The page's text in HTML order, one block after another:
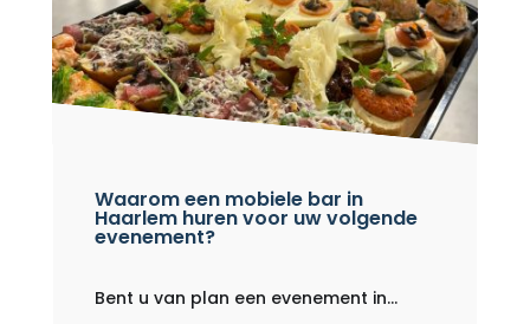
Waarom een ​​mobiele bar in
Haarlem huren voor uw volgende
evenement?
Bent u van plan een evenement in...